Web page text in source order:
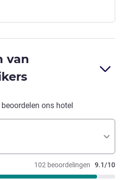
van
ons hotel
102 beoordelingen 9.1/10